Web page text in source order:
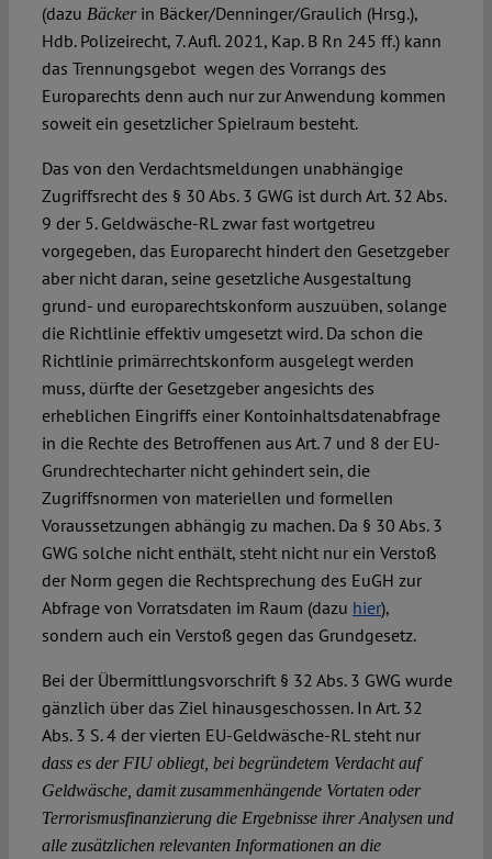
(dazu Bäckerin Bäcker/Denninger/Graulich (Hrsg.),
Hdb. Polizeirecht, 7. Aufl. 2021, Kap. B Rn 245 ff.) kann
das Trennungsgebot wegen des Vorrangs des
Europarechts denn auch nur zur Anwendung kommen
soweit ein gesetzlicher Spielraum besteht.
Das von den Verdachtsmeldungen unabhängige
Zugriffsrecht des § 30 Abs. 3 GWG ist durch Art. 32 Abs.
9 der 5. Geldwäsche-RL zwar fast wortgetreu
vorgegeben, das Europarecht hindert den Gesetzgeber
aber nicht daran, seine gesetzliche Ausgestaltung
grund- und europarechtskonform auszuüben, solange
die Richtlinie effektiv umgesetzt wird. Da schon die
Richtlinie primärrechtskonform ausgelegt werden
muss, dürfte der Gesetzgeber angesichts des
erheblichen Eingriffs einer Kontoinhaltsdatenabfrage
in die Rechte des Betroffenen aus Art. 7 und 8 der EU-
Grundrechtecharter nicht gehindert sein, die
Zugriffsnormen von materiellen und formellen
Voraussetzungen abhängig zu machen. Da § 30 Abs. 3
GWG solche nicht enthält, steht nicht nur ein Verstoß
der Norm gegen die Rechtsprechung des EuGH zur
Abfrage von Vorratsdaten im Raum (dazu hier),
sondern auch ein Verstoß gegen das Grundgesetz.
Bei der Übermittlungsvorschrift § 32 Abs. 3 GWG wurde
gänzlich über das Ziel hinausgeschossen. In Art. 32
Abs. 3 S. 4 der vierten EU-Geldwäsche-RL steht nur
dass es der FIU obliegt, bei begründetem Verdacht auf
Geldwäsche, damit zusammenhängende Vortaten oder
Terrorismusfinanzierung die Ergebnisse ihrer Analysen und
alle zusätzlichen relevanten Informationen an die